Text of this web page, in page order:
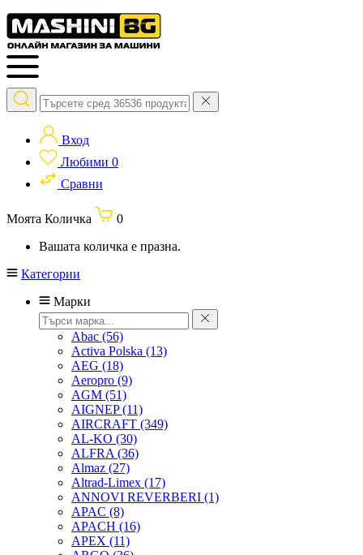
Вход
Любими 0
Сравни
Моята Количка
0
Вашата количка е празна.
Категории
Марки
Abac (56)
Activa Polska (13)
AEG (18)
Aeropro (9)
AGM (51)
AIGNEP(11)
AIRCRAFT (349)
AL-KO (30)
ALFRA (36)
Almaz (27)
Altrad-Limex (17)
ANNOVI REVERBERI (1)
APAC (8)
APACH (16)
APEX (11)